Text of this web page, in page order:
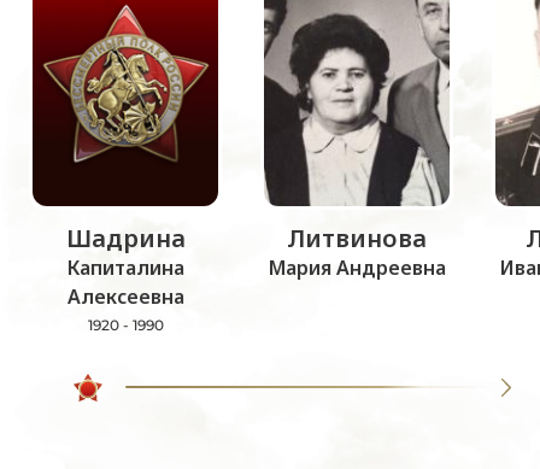
Шадрина
Капиталина
Алексеевна
1920 - 1990
Литвинова
Мария Андреевна